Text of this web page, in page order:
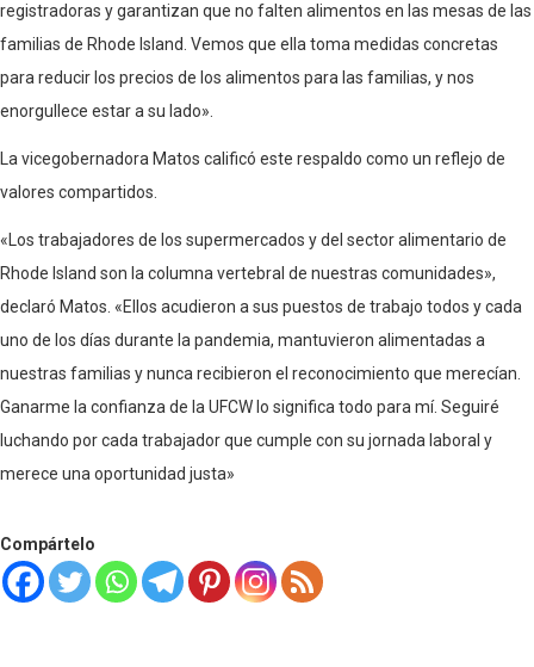
registradoras y garantizan que no falten alimentos en las mesas de las
familias de Rhode Island. Vemos que ella toma medidas concretas
para reducir los precios de los alimentos para las familias, y nos
enorgullece estar a su lado».
La vicegobernadora Matos calificó este respaldo como un reflejo de
valores compartidos.
«Los trabajadores de los supermercados y del sector alimentario de
Rhode Island son la columna vertebral de nuestras comunidades»,
declaró Matos. «Ellos acudieron a sus puestos de trabajo todos y cada
uno de los días durante la pandemia, mantuvieron alimentadas a
nuestras familias y nunca recibieron el reconocimiento que merecían.
Ganarme la confianza de la UFCW lo significa todo para mí. Seguiré
luchando por cada trabajador que cumple con su jornada laboral y
merece una oportunidad justa»
Compártelo